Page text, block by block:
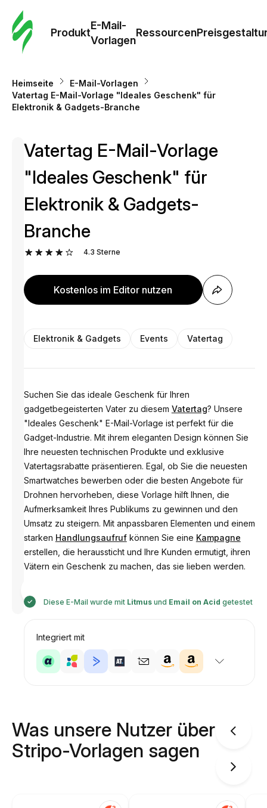
Produkt
E-Mail-
Vorlagen
Ressourcen
Heimseite
E-Mail-Vorlagen
Vatertag E-Mail-Vorlage "Ideales Geschenk" für
Elektronik & Gadgets-Branche
Anastasiia
Vatertag E-Mail-Vorlage
"Ideales Geschenk" für
Elektronik & Gadgets-
Branche
4.3 Sterne
Kostenlos im Editor nutzen
Elektronik & Gadgets Events Vatertag
Suchen Sie das ideale Geschenk für Ihren
gadgetbegeisterten Vater zu diesem Vatertag? Unsere
"Ideales Geschenk" E-Mail-Vorlage ist perfekt für die
Gadget-Industrie. Mit ihrem eleganten Design können Sie
Ihre neuesten technischen Produkte und exklusive
Vatertagsrabatte präsentieren. Egal, ob Sie die neuesten
Smartwatches bewerben oder die besten Angebote für
Drohnen hervorheben, diese Vorlage hilft Ihnen, die
Aufmerksamkeit Ihres Publikums zu gewinnen und den
Umsatz zu steigern. Mit anpassbaren Elementen und einem
starken Handlungsaufrufkönnen Sie eine Kampagne
erstellen, die heraussticht und Ihre Kunden ermutigt, ihren
Vätern ein Geschenk zu machen, das sie lieben werden.
Diese E-Mail wurde mit Litmusund Email on Acid getestet
Integriert mit
Was unsere Nutzer über
Stripo-Vorlagen sagen